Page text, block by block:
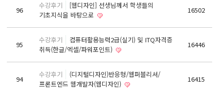
96
수강후기
[웹디자인] 선생님께서 학생들의
기초지식을 바탕으로
16502
95
수강후기
컴퓨터활용능력2급(실기) 및 ITQ자격증
취득(한글/엑셀/파워포인트)
16446
94
수강후기
(디지털디자인)반응형/웹퍼블리셔/
프론트엔드 웹개발자(웹디자인)
16415
직업상담사 2급 (필기+실기) 자격증 취득과정
재직자/일반
포토샵 자격증 취득과정(GTQ1급)
일러스트 자격증 취득과정(GTQi 1급)
전산회계 1급 / FAT 1급 자격증 취득과정